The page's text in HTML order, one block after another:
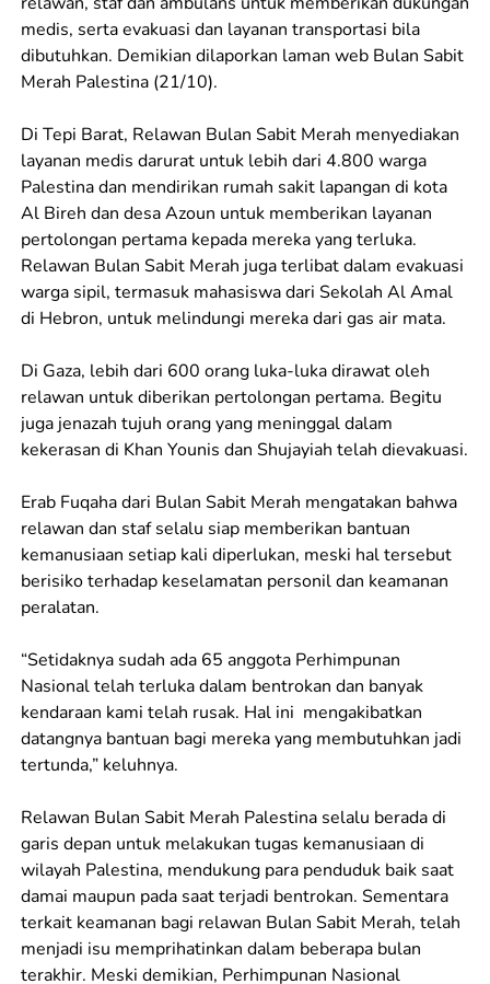
medis, serta evakuasi dan layanan transportasi bila
dibutuhkan. Demikian dilaporkan laman web Bulan Sabit
Merah Palestina (21/10).
Di Tepi Barat, Relawan Bulan Sabit Merah menyediakan
layanan medis darurat untuk lebih dari 4.800 warga
Palestina dan mendirikan rumah sakit lapangan di kota
Al Bireh dan desa Azoun untuk memberikan layanan
pertolongan pertama kepada mereka yang terluka.
Relawan Bulan Sabit Merah juga terlibat dalam evakuasi
warga sipil, termasuk mahasiswa dari Sekolah Al Amal
di Hebron, untuk melindungi mereka dari gas air mata.
Di Gaza, lebih dari 600 orang luka-luka dirawat oleh
relawan untuk diberikan pertolongan pertama. Begitu
juga jenazah tujuh orang yang meninggal dalam
kekerasan di Khan Younis dan Shujayiah telah dievakuasi.
Erab Fuqaha dari Bulan Sabit Merah mengatakan bahwa
relawan dan staf selalu siap memberikan bantuan
kemanusiaan setiap kali diperlukan, meski hal tersebut
berisiko terhadap keselamatan personil dan keamanan
peralatan.
“Setidaknya sudah ada 65 anggota Perhimpunan
Nasional telah terluka dalam bentrokan dan banyak
kendaraan kami telah rusak. Hal ini mengakibatkan
datangnya bantuan bagi mereka yang membutuhkan jadi
tertunda,” keluhnya.
Relawan Bulan Sabit Merah Palestina selalu berada di
garis depan untuk melakukan tugas kemanusiaan di
wilayah Palestina, mendukung para penduduk baik saat
damai maupun pada saat terjadi bentrokan. Sementara
terkait keamanan bagi relawan Bulan Sabit Merah, telah
menjadi isu memprihatinkan dalam beberapa bulan
terakhir. Meski demikian, Perhimpunan Nasional